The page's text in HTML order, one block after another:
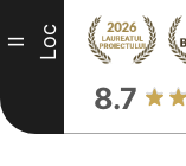
II Loc
8.7